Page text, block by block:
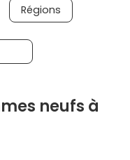
Régions
neufs à